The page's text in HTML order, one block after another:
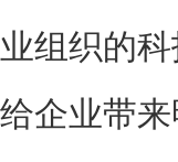
业组织的
给企业带